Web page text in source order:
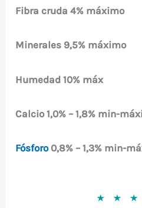
Fibra cruda4% máximo
Minerales 9,5% máximo
Humedad10% máx
Calcio1,0% – 1,8% min-
Fósforo 0,8% – 1,3% min-